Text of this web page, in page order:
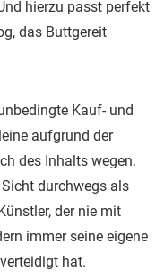
hierzu passt perfekt
das Buttgereit
Kauf- und
aufgrund der
des Inhalts wegen.
durchwegs als
der nie mit
immer seine eigene
hat.